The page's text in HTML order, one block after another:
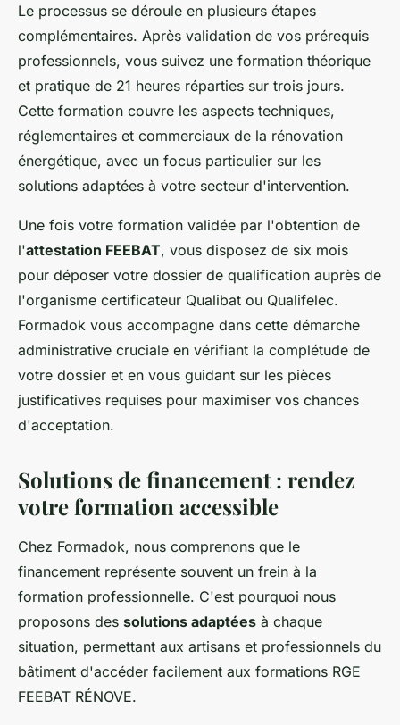
Le processus se déroule en plusieurs étapes
complémentaires. Après validation de vos prérequis
professionnels, vous suivez une formation théorique
et pratique de 21 heures réparties sur trois jours.
Cette formation couvre les aspects techniques,
réglementaires et commerciaux de la rénovation
énergétique, avec un focus particulier sur les
solutions adaptées à votre secteur d'intervention.
Une fois votre formation validée par l'obtention de
l'attestation FEEBAT, vous disposez de six mois
pour déposer votre dossier de qualification auprès de
l'organisme certificateur Qualibat ou Qualifelec.
Formadok vous accompagne dans cette démarche
administrative cruciale en vérifiant la complétude de
votre dossier et en vous guidant sur les pièces
justificatives requises pour maximiser vos chances
d'acceptation.
Solutions de financement : rendez
votre formation accessible
Chez Formadok, nous comprenons que le
financement représente souvent un frein à la
formation professionnelle. C'est pourquoi nous
proposons des solutions adaptées à chaque
situation, permettant aux artisans et professionnels du
bâtiment d'accéder facilement aux formations RGE
FEEBAT RÉNOVE.